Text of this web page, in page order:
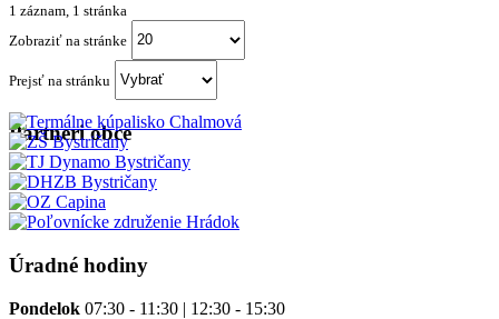
1 záznam, 1 stránka
Zobraziť na stránke
Prejsť na stránku
Partneri obce
Úradné hodiny
Pondelok 07:30 - 11:30 | 12:30 - 15:30